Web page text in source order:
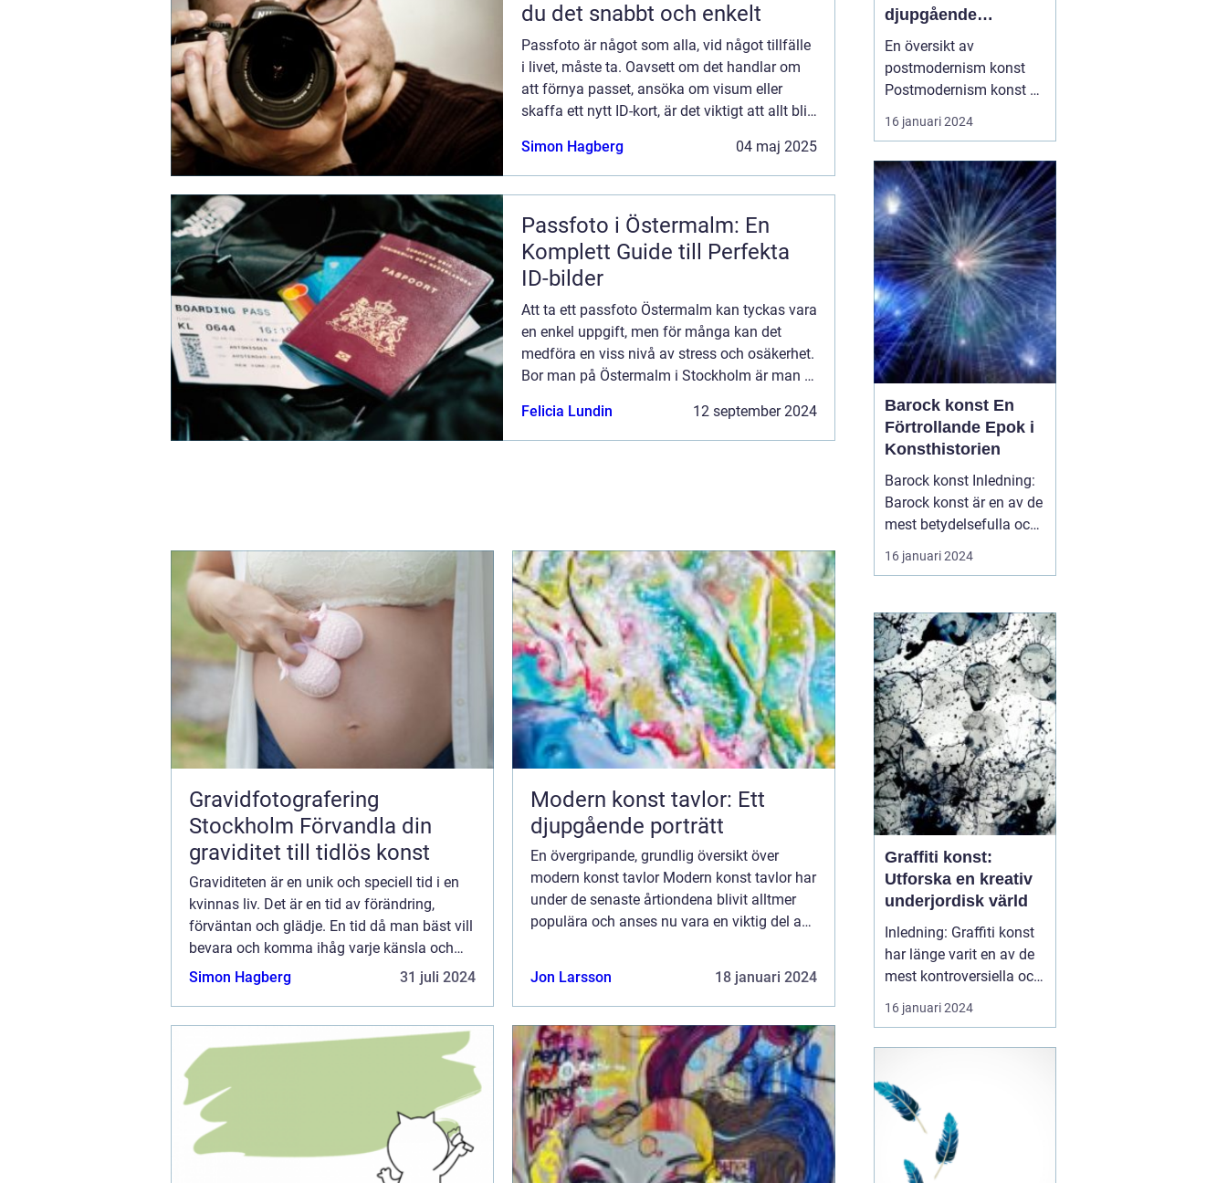
du det snabbt och enkelt
Passfoto är något som alla, vid något tillfälle
i livet, måste ta. Oavsett om det handlar om
att förnya passet, ansöka om visum eller
skaffa ett nytt ID-kort, är det viktigt att allt blir
Simon Hagberg 04 maj 2025
Passfoto i Östermalm: En
Komplett Guide till Perfekta
ID-bilder
Att ta ett passfoto Östermalm kan tyckas vara
en enkel uppgift, men för många kan det
medföra en viss nivå av stress och osäkerhet.
Bor man på Östermalm i Stockholm är man i
Felicia Lundin 12 september 2024
Gravidfotografering
Stockholm Förvandla din
graviditet till tidlös konst
Graviditeten är en unik och speciell tid i en
kvinnas liv. Det är en tid av förändring,
förväntan och glädje. En tid då man bäst vill
bevara och komma ihåg varje känsla och
detalj. I Stockholm ...
Simon Hagberg 31 juli 2024
Modern konst tavlor: Ett
djupgående porträtt
En övergripande, grundlig översikt över
modern konst tavlor Modern konst tavlor har
under de senaste årtiondena blivit alltmer
populära och anses nu vara en viktig del av
Jon Larsson 18 januari 2024
djupgående
undersökning
En översikt av
postmodernism konst
Postmodernism konst är
en konststil som
uppkom under andra
representerar en tydlig
avvikelse från
modernismens ideal. Det
är en mångfasetterad
och komplex rörelse som
utmanar traditionella ...
16 januari 2024
Barock konst En
Förtrollande Epok i
Konsthistorien
Barock konst Inledning:
Barock konst är en av de
mest betydelsefulla och
fascinerande e...
16 januari 2024
Graffiti konst:
Utforska en kreativ
underjordisk värld
Inledning: Graffiti konst
har länge varit en av de
mest kontroversiella och
samtidigt kreativa
konstformerna. Med sin
uttryck åt olika budskap
har graffiti konstnärer
blivit samtida
gatukonstens pionjärer. I
de...
16 januari 2024